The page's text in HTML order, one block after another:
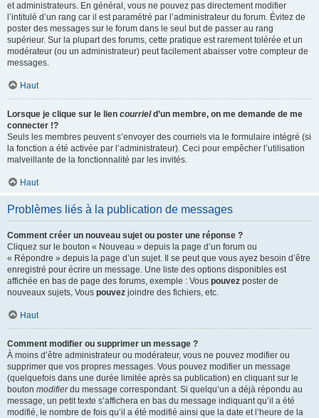
et administrateurs. En général, vous ne pouvez pas directement modifier
l’intitulé d’un rang car il est paramétré par l’administrateur du forum. Évitez de
poster des messages sur le forum dans le seul but de passer au rang
supérieur. Sur la plupart des forums, cette pratique est rarement tolérée et un
modérateur (ou un administrateur) peut facilement abaisser votre compteur de
messages.
Haut
Lorsque je clique sur le lien courrield’un membre, on me demande de me
connecter !?
Seuls les membres peuvent s’envoyer des courriels via le formulaire intégré (si
la fonction a été activée par l’administrateur). Ceci pour empêcher l’utilisation
malveillante de la fonctionnalité par les invités.
Haut
Problèmes liés à la publication de messages
Comment créer un nouveau sujet ou poster une réponse ?
Cliquez sur le bouton « Nouveau » depuis la page d’un forum ou
« Répondre » depuis la page d’un sujet. Il se peut que vous ayez besoin d’être
enregistré pour écrire un message. Une liste des options disponibles est
affichée en bas de page des forums, exemple : Vous pouvez poster de
nouveaux sujets, Vous pouvez joindre des fichiers, etc.
Haut
Comment modifier ou supprimer un message ?
À moins d’être administrateur ou modérateur, vous ne pouvez modifier ou
supprimer que vos propres messages. Vous pouvez modifier un message
(quelquefois dans une durée limitée après sa publication) en cliquant sur le
bouton modifierdu message correspondant. Si quelqu’un a déjà répondu au
message, un petit texte s’affichera en bas du message indiquant qu’il a été
modifié, le nombre de fois qu’il a été modifié ainsi que la date et l’heure de la